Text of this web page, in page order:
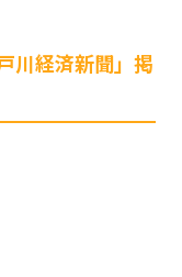
川経済新聞」掲